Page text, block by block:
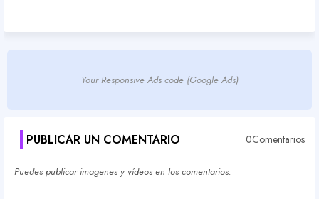
Your Responsive Ads code (Google Ads)
PUBLICAR UN COMENTARIO 0Comentarios
Puedes publicar imagenes y vídeos en los comentarios.